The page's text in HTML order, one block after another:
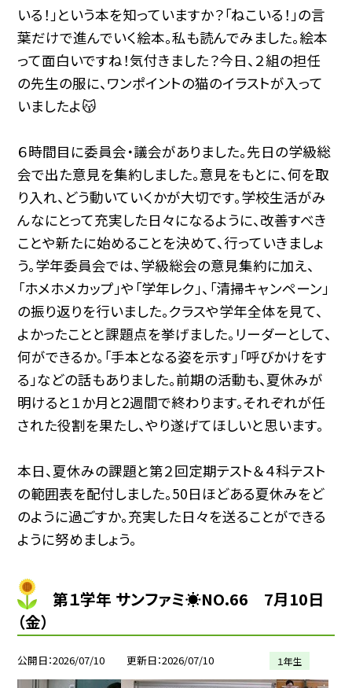
いる！」という本を知っていますか？「ねこいる！」の言
葉だけで進んでいく絵本。私も読んでみました。絵本
って面白いですね！気付きました？今日、２組の担任
の先生の服に、ワンポイントの猫のイラストが入って
いましたよ😽
６時間目に委員会・議会がありました。先日の学級総
会で出た意見を集約しました。意見をもとに、何を取
り入れ、どう動いていくかが大切です。学校生活がみ
んなにとって充実した日々になるように、改善すべき
ことや新たに始めることを決めて、行っていきましょ
う。学年委員会では、学級総会の意見集約に加え、
「ホメホメカップ」や「学年レク」、「清掃キャンペーン」
の振り返りを行いました。クラスや学年全体を見て、
よかったことと課題点を挙げました。リーダーとして、
何ができるか。「手本となる姿を示す」「呼びかけをす
る」などの話もありました。前期の活動も、夏休みが
明けると１か月と2週間で終わります。それぞれが任
された役割を果たし、やり遂げてほしいと思います。
本日、夏休みの課題と第２回定期テスト＆４科テスト
の範囲表を配付しました。50日ほどある夏休みをど
のように過ごすか。充実した日々を送ることができる
ように努めましょう。
第１学年 サンファミ☀NO.66 7月10日
（金）
公開日 2026/07/10 更新日 2026/07/10 １年生